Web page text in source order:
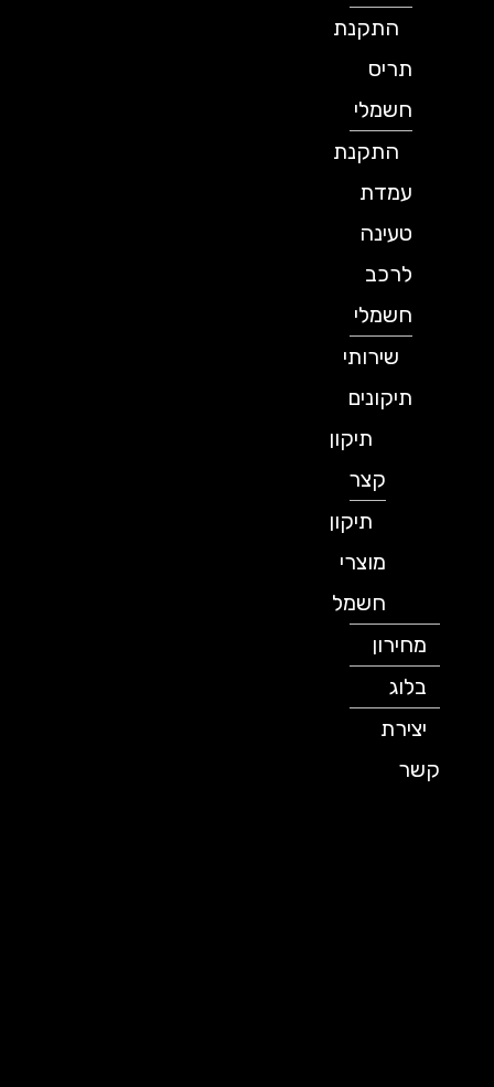
התקנת
תריס
חשמלי
התקנת
עמדת
טעינה
לרכב
חשמלי
שירותי
תיקונים
תיקון
תיקון
מוצרי
חשמל
מחירון
יצירת
קשר